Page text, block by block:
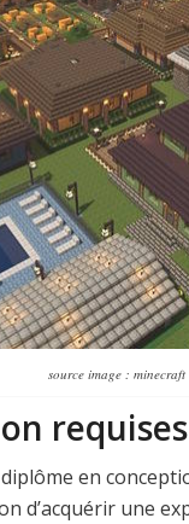
source image : minecraft
requises
en
d’acquérir une